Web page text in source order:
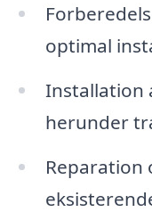
optimal
Installation
herunder
Reparation